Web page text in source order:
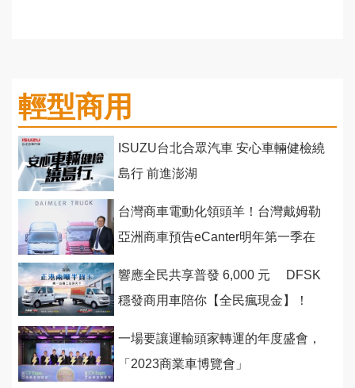
輕型商用
ISUZU台北合眾汽車 安心車輛健檢繞
島行 前進澎湖
台灣商車電動化領頭羊！台灣戴姆勒
亞洲商車預告eCanter明年第一季在
響應全民共享普發 6,000 元 DFSK
穩發商用車陪你【全民瘋現金】！
一場要讓運輸頭家轉運的年度盛會，
「2023商業車博覽會」